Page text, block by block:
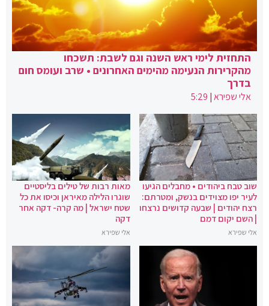
התחזית לימי ראש השנה וגם לשבת: תשכחו
מהקרירות הנעימה מהימים האחרונים • שרב ועומס חום
בדרך
אלי שפירא|
5:29
שוב טבח ביהודים • מחבלים הגיעו
לעיר יפו מצוידים בנשק, ומטרתם:
רצח יהודים | שבעה קדושים נרצחו
| השם יקום דמם
אלי שפירא
מאות רבות של טילים בליסטיים
שוגרו הלילה מאיראן וכיסו את כל
שטח ישראל | מה קרה- דקה אחר
דקה
אלי שפירא